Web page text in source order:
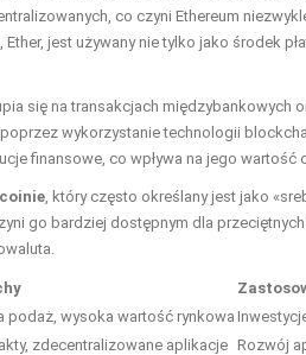
co czyni Ethereum
jest używany nie tylko jako środek
się na transakcjach
wykorzystanie technologii
finansowe, co wpływa na jego wartość
, który często określany jest jako
go bardziej dostępnym dla
podaż, wysoka wartość rynkowa
zdecentralizowane aplikacje Rozwój